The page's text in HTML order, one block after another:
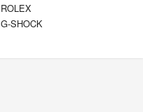
ROLEX
G-SHOCK